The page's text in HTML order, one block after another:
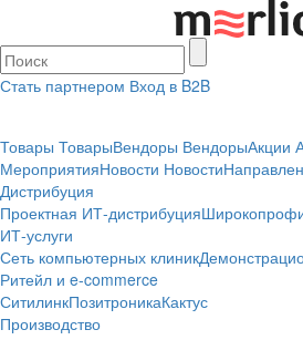
Стать партнером Вход в B2B
Товары ТоварыВендоры ВендорыАкции
МероприятияНовости Новости
Дистрибуция
Проектная ИТ-дистрибуция
ИТ-услуги
Сеть компьютерных клиник
Ритейл и e-commerce
СитилинкПозитроникаКактус
Производство